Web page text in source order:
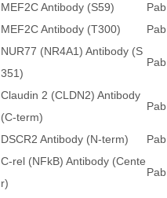
MEF2C Antibody (S59) Pab
MEF2C Antibody (T300) Pab
NUR77 (NR4A1) Antibody (S
351)
Pab
Claudin 2 (CLDN2) Antibody
(C-term)
Pab
DSCR2 Antibody (N-term) Pab
C-rel (NFkB) Antibody (Cente
r)
Pab